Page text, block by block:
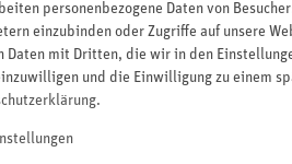
personenbezogene Daten von
einzubinden oder Zugriffe auf unsere
mit Dritten, die wir in den
und die Einwilligung zu einem
.